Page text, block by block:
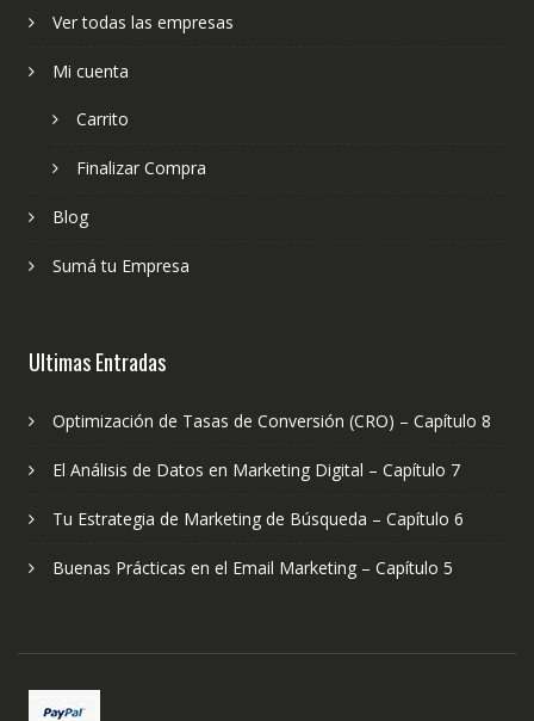
Ver todas las empresas
Mi cuenta
Carrito
Finalizar Compra
Blog
Sumá tu Empresa
Ultimas Entradas
Optimización de Tasas de Conversión (CRO) – Capítulo 8
El Análisis de Datos en Marketing Digital – Capítulo 7
Tu Estrategia de Marketing de Búsqueda – Capítulo 6
Buenas Prácticas en el Email Marketing – Capítulo 5